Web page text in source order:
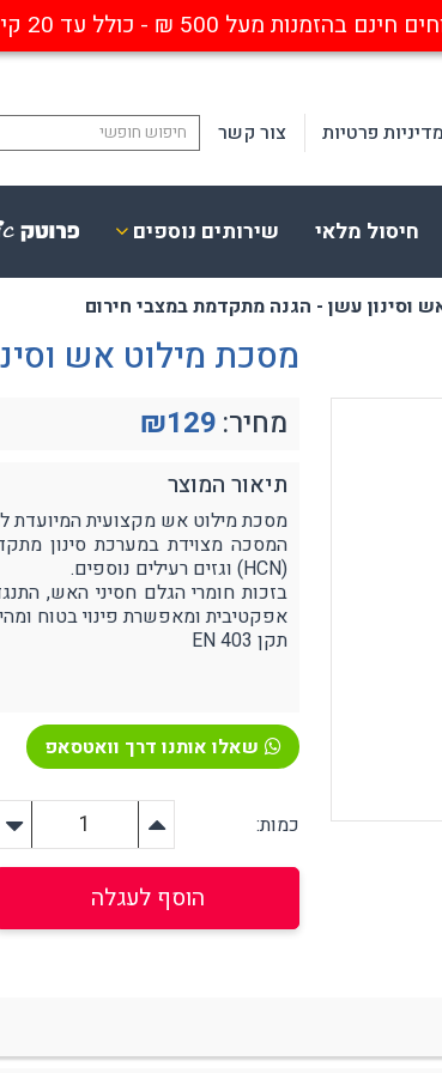
בהזמנות מעל 500 ₪ - כולל עד 20 קילו/נפח 0.2 קוב
מדיניות פרטיות צור קשר
חד / דו מוקדי
מסגרות אבק עם התקן אופטי
פנסים
נישאים נטענים
פנסי ראש / קסדה
מחנאות
אבטחה ותעשייה
פנסים לנשק
שטיפה וחיטוי בחירום
הצלה בחירום
האטה בטיחותית
בטיחות לכבישים
ציוד הרמה
מעלונים
חיסול מלאי שירותים נוספים
וסינון עשן - הגנה מתקדמת במצבי חירום
מסכת מילוט אש
מחיר: 129
₪
תיאור המוצר
מסכת מילוט אש מקצועית המיועדת
(HCN) וגזים רעילים נוספים.
אפקטיבית ומאפשרת פינוי בטוח
תקן EN 403
שאלו אותנו דרך וואטסאפ
כמות:
הוסף לעגלה